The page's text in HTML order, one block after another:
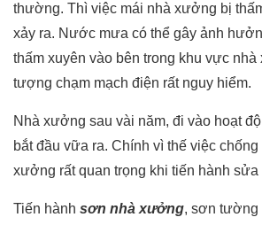
thường. Thì việc mái nhà xưởng bị
xảy ra. Nước mưa có thể gây ảnh
thấm xuyên vào bên trong khu vực
tượng chạm mạch điện rất nguy hiểm.
Nhà xưởng sau vài năm, đi vào hoạt
bắt đầu vữa ra. Chính vì thế việc chống
xưởng rất quan trọng khi tiến hành sửa
Tiến hành sơn nhà xưởng, sơn tường